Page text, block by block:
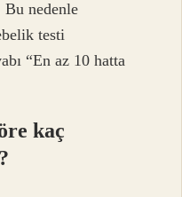
Bu nedenle
testi
“En az 10 hatta
kaç